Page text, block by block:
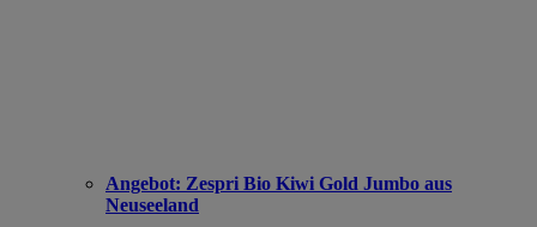
Angebot: Zespri Bio Kiwi Gold Jumbo aus
Neuseeland